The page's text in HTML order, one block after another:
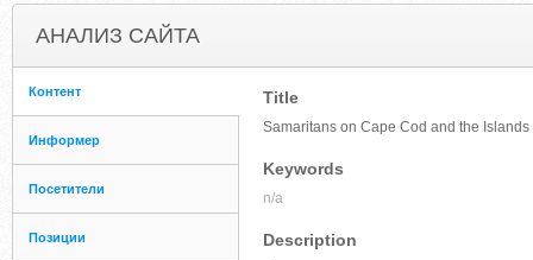
АНАЛИЗ САЙТА
Контент
Информер
Посетители
Позиции
Title
Samaritans on Cape Cod and the
Keywords
n/a
Description